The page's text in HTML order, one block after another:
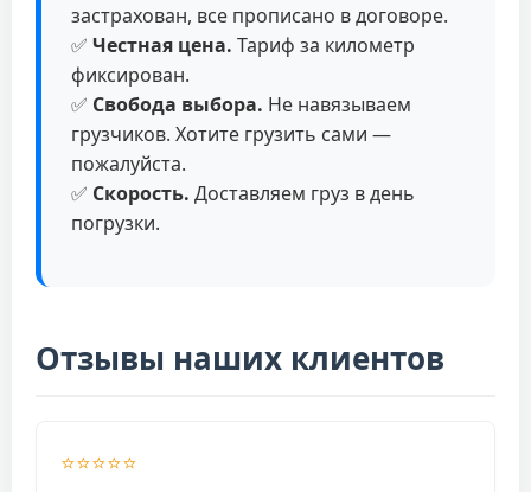
застрахован, все прописано в договоре.
✅ Честная цена. Тариф за километр
фиксирован.
✅ Свобода выбора. Не навязываем
грузчиков. Хотите грузить сами —
пожалуйста.
✅ Скорость. Доставляем груз в день
погрузки.
Отзывы наших клиентов
⭐⭐⭐⭐⭐